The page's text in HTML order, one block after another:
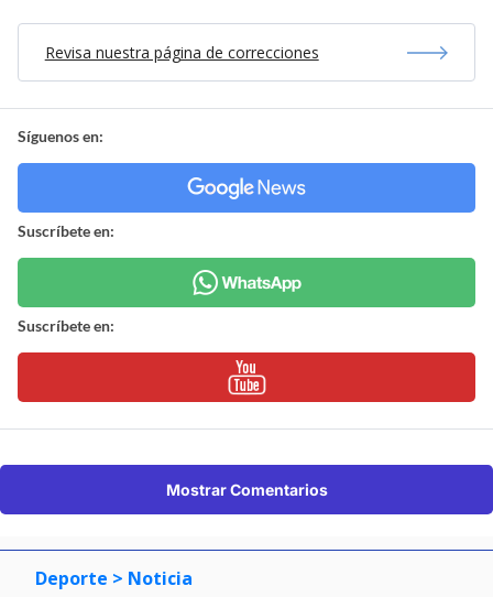
Revisa nuestra página de correcciones
Síguenos en:
Suscríbete en:
Suscríbete en:
Mostrar Comentarios
Deporte > Noticia